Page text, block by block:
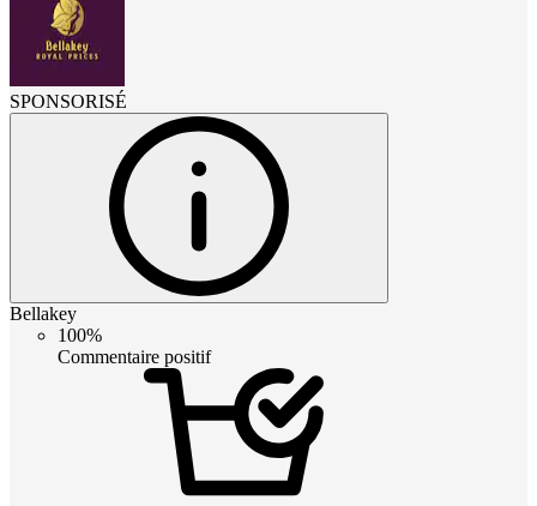
SPONSORISÉ
Bellakey
100%
Commentaire positif